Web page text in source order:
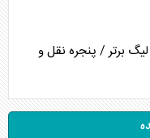
برتر / پنجره نقل و